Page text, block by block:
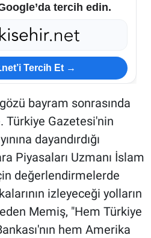
tercih edin.
Tercih Et →
bayram sonrasında
Türkiye Gazetesi'nin
dayandırdığı
Piyasaları Uzmanı İslam
değerlendirmelerde
izleyeceği yolların
Memiş, "Hem Türkiye
hem Amerika